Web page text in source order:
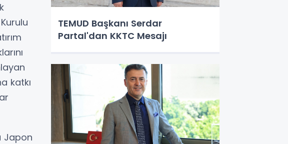
katkı
Japon
TEMUD Başkanı Serdar
Partal'dan KKTC Mesajı